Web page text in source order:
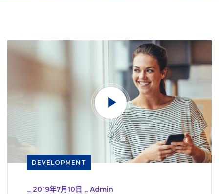
DEVELOPMENT
_ 2019年7月10日 _ Admin